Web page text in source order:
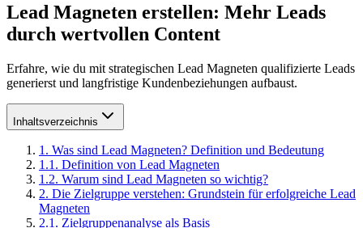
Lead Magneten erstellen: Mehr Leads
durch wertvollen Content
Erfahre, wie du mit strategischen Lead Magneten qualifizierte Leads
generierst und langfristige Kundenbeziehungen aufbaust.
Inhaltsverzeichnis
1 . Was sind Lead Magneten? Definition und Bedeutung
1 .1 . Definition von Lead Magneten
1 .2. Warum sind Lead Magneten so wichtig?
2. Die Zielgruppe verstehen: Grundstein für erfolgreiche Lead
Magneten
2.1 . Zielgruppenanalyse als Basis